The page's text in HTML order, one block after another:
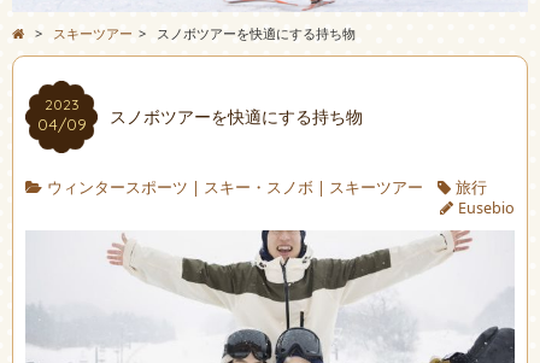
> スキーツアー > スノボツアーを快適にする持ち物
2023
04/09 スノボツアーを快適にする持ち物
ウィンタースポーツ | スキー・スノボ | スキーツアー
旅行
Eusebio